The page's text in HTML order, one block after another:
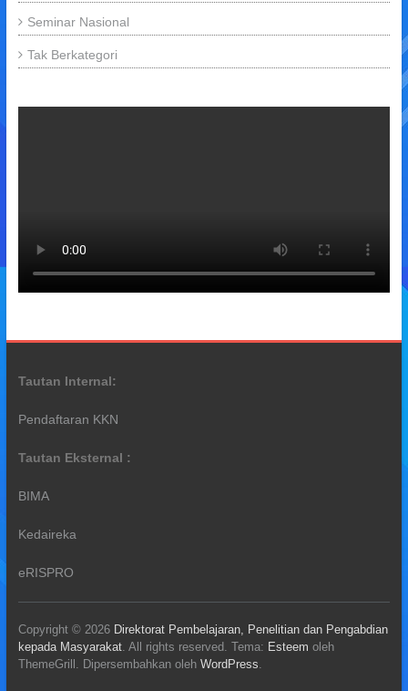
Seminar Nasional
Tak Berkategori
Tautan Internal:
Pendaftaran KKN
Tautan Eksternal :
BIMA
Kedaireka
eRISPRO
Copyright © 2026 Direktorat Pembelajaran, Penelitian dan Pengabdian
kepada Masyarakat. All rights reserved. Tema: Esteem oleh
ThemeGrill. Dipersembahkan oleh WordPress